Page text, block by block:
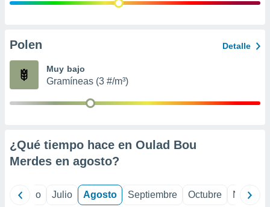
e
publicidad
Polen Detalle
Muy bajo
Gramíneas (3 #/m³)
¿Qué tiempo hace en Oulad Bou
Merdes en agosto?
Junio Julio Agosto Septiembre Octubre